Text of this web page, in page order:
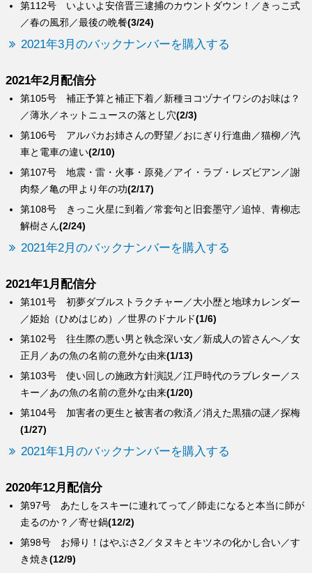
第112号 いよいよ安倍晋三逮捕のカウントダウン！／きっこ式
／春の風邪／最後の晩餐(3/24)
2021年3月のバックナンバーを購入する
2021年2月配信分
第108号 きっこ火星に到着／常套句と旧套墨守／追悼、青柳志
解樹さん(2/24)
第107号 地震・雷・火事・原発／アイ・ラブ・レズビアン／謝
肉祭／亀の甲より年の功(2/17)
第106号 アルパカお姉さんの野望／おにぎり行進曲／猫柳／汽
車と電車の違い(2/10)
第105号 補正予算と補正下着／新種ヨコヅナイワシのお味は？
／薄氷／ネットニュースの落とし穴(2/3)
2021年2月のバックナンバーを購入する
2021年1月配信分
第104号 加害者の更生と被害者の救済／消えた黒猫の謎／探梅
(1/27)
第103号 使い回しの施政方針演説／江戸時代のラブレター／ス
キー／あの魚の名前の意外な由来(1/20)
第102号 往生際の悪い男と執念深い女／新成人の皆さんへ／女
正月／あの魚の名前の意外な由来(1/13)
第101号 初夢ダブルストラクチャー／大小歴と地球カレンダー
／姫始（ひめはじめ）／世界のドナルド(1/6)
2021年1月のバックナンバーを購入する
2020年12月配信分
第98号 お帰り！はやぶさ2／タヌキとキツネの化かし合い／す
き焼き(12/9)
第97号 あたしをスキーに連れてって／師走になると本当に師が
走るのか？／寄せ鍋(12/2)